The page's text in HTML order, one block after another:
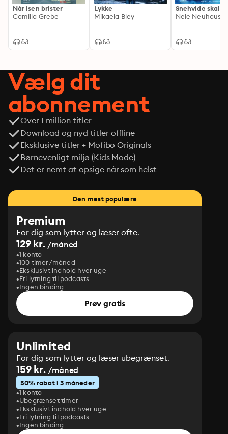
Når isen brister
Camilla Grebe
Lykke
Mikaela Bley
Snehvide skal
Nele Neuhaus
Vælg dit
abonnement
Over 1 million titler
Download og nyd titler offline
Eksklusive titler + Mofibo Originals
Børnevenligt miljø (Kids Mode)
Det er nemt at opsige når som helst
Den mest populære
Premium
For dig som lytter og læser ofte.
129 kr. /måned
1 konto
100 timer/måned
Eksklusivt indhold hver uge
Fri lytning til podcasts
Ingen binding
Prøv gratis
Unlimited
For dig som lytter og læser ubegrænset.
159 kr. /måned
50% rabat i 3 måneder
1 konto
Ubegrænset timer
Eksklusivt indhold hver uge
Fri lytning til podcasts
Ingen binding